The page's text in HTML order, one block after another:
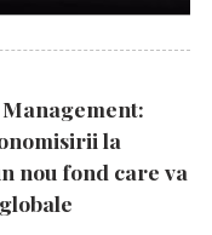
la
nou fond care va